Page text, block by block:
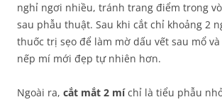
nghỉ ngơi nhiều, tránh trang điểm trong
sau phẫu thuật. Sau khi cắt chỉ khoảng 2
thuốc trị sẹo để làm mờ dấu vết sau mổ
nếp mí mới đẹp tự nhiên hơn.
Ngoài ra, cắt mắt 2 míchỉ là tiểu phẫu